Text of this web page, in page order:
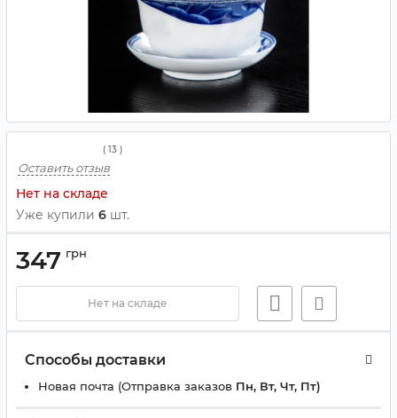
( 13 )
Оставить отзыв
Нет на складе
Уже купили 6 шт.
347 грн
Нет на складе
Способы доставки
Новая почта (Отправка заказов Пн, Вт, Чт, Пт)